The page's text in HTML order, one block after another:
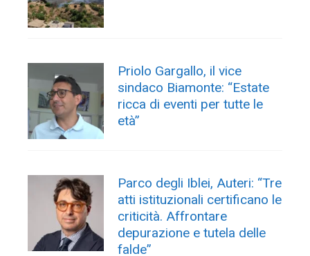
Priolo Gargallo, il vice
sindaco Biamonte: “Estate
ricca di eventi per tutte le
età”
Parco degli Iblei, Auteri: “Tre
atti istituzionali certificano le
criticità. Affrontare
depurazione e tutela delle
falde”